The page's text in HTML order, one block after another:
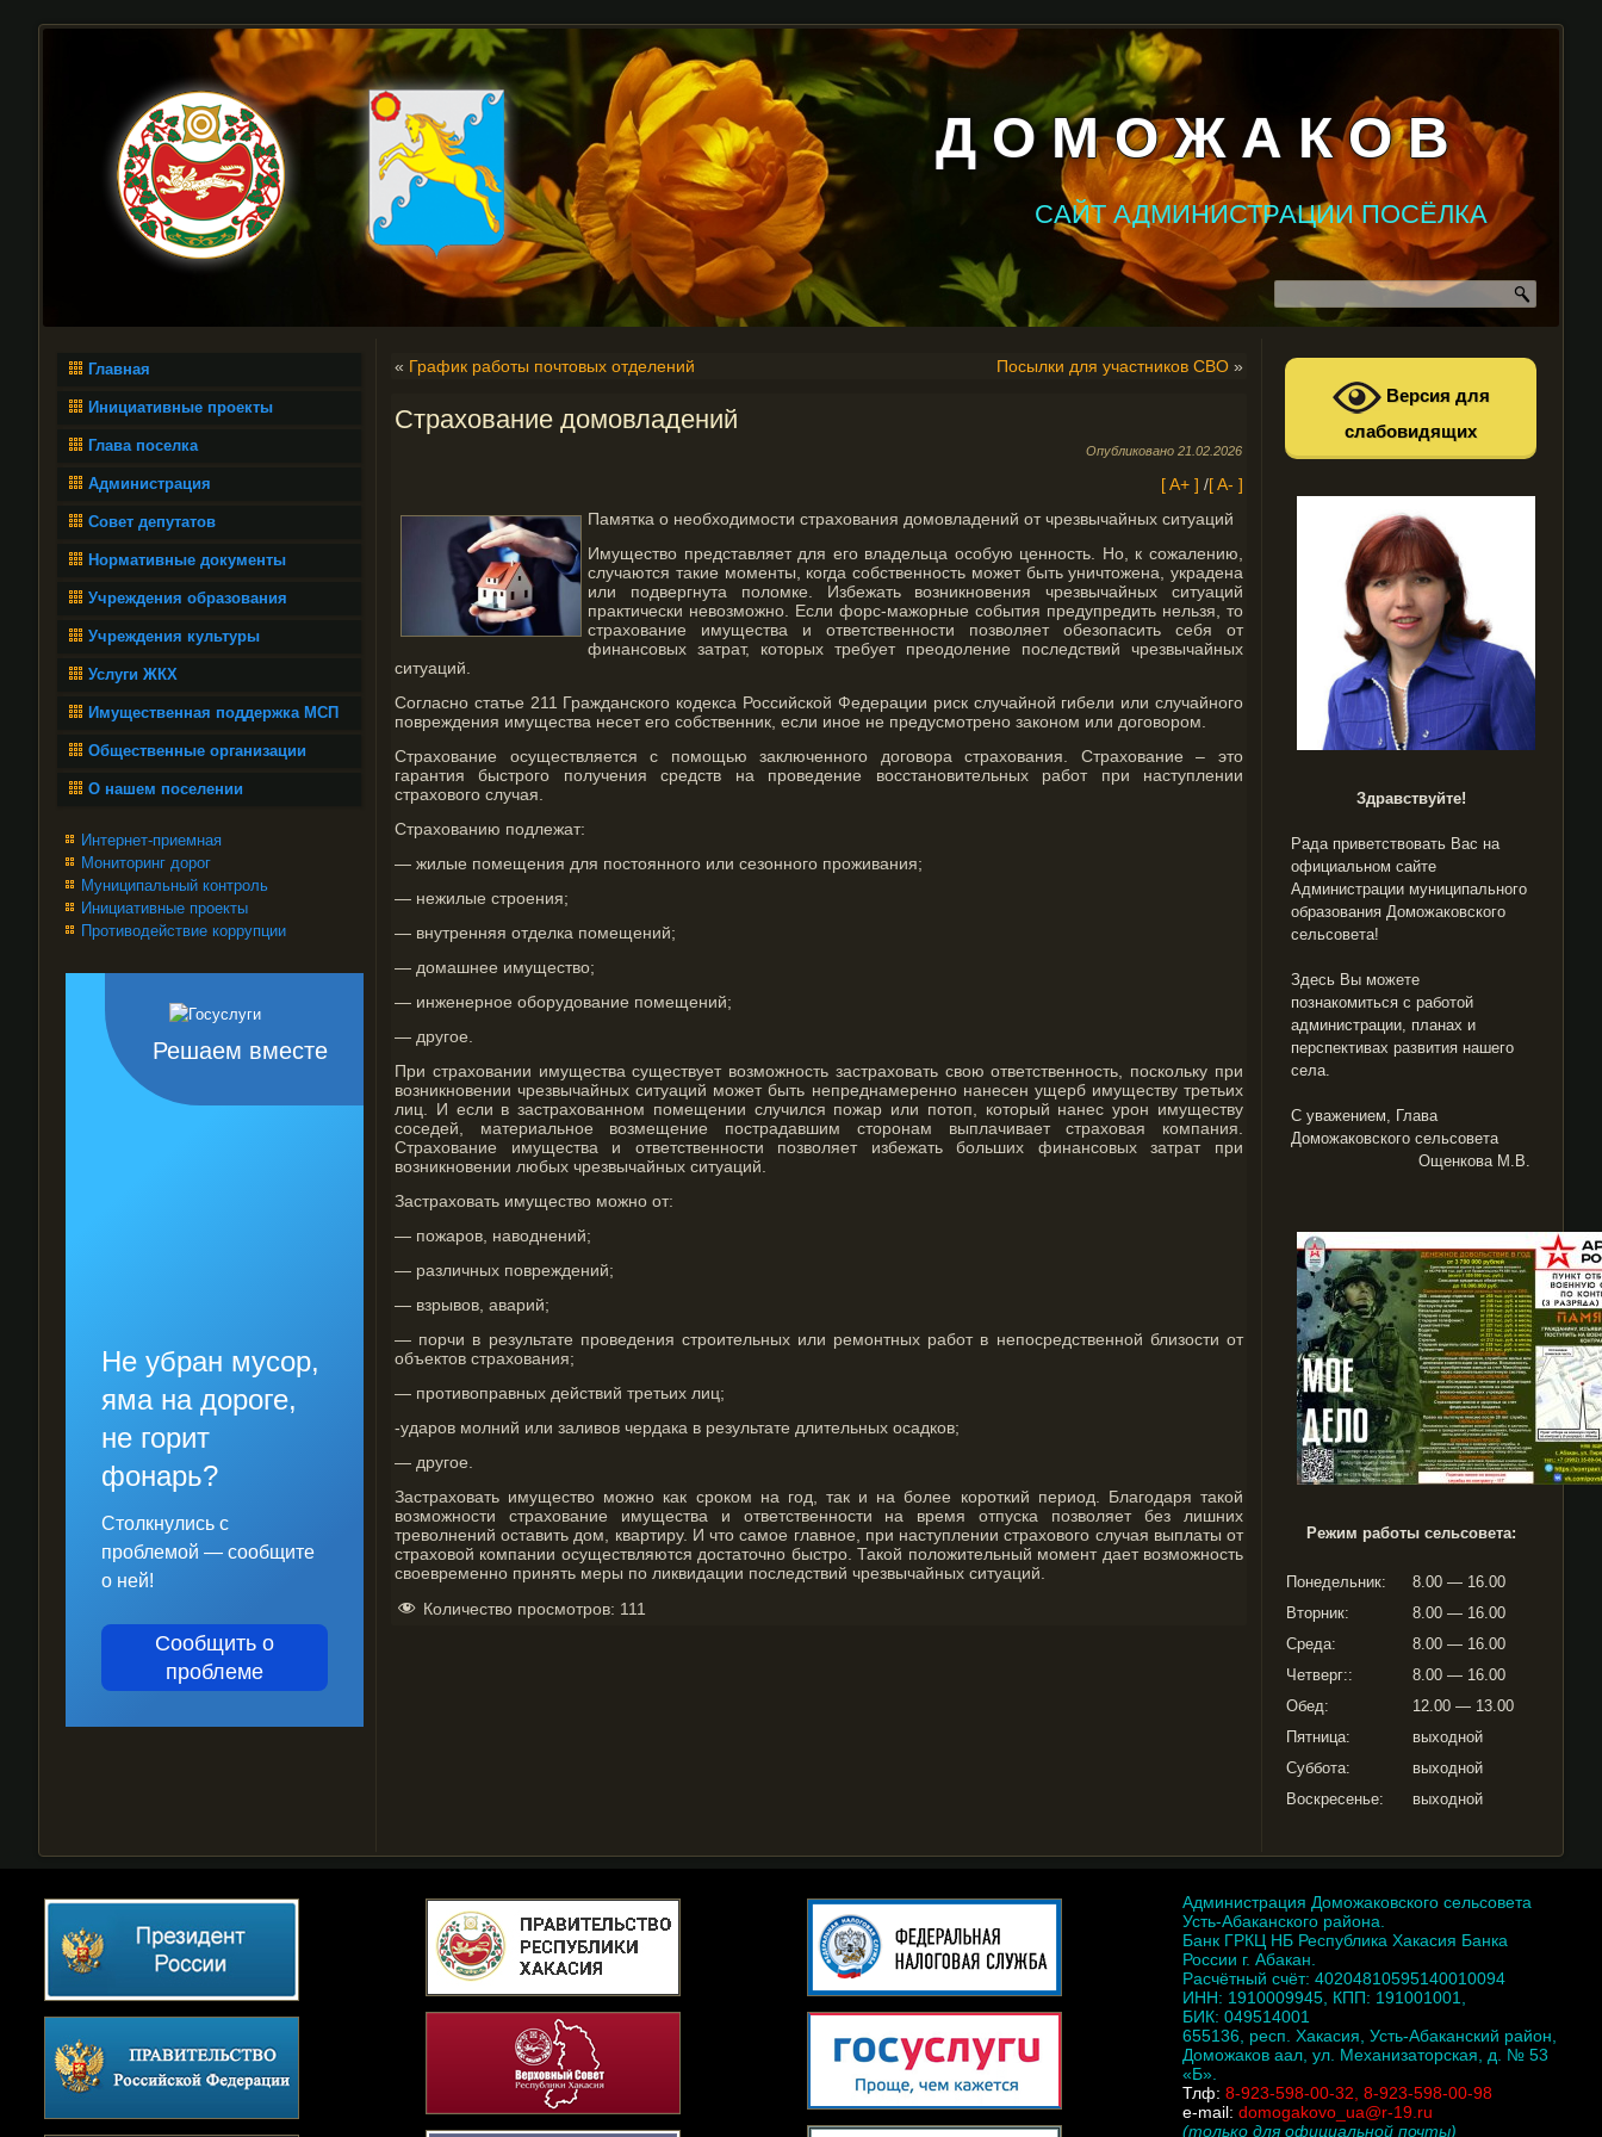
Д О М О Ж А К О В
САЙТ АДМИНИСТРАЦИИ ПОСЁЛКА
Главная
Инициативные проекты
Глава поселка
Администрация
Совет депутатов
Нормативные документы
Учреждения образования
Учреждения культуры
Услуги ЖКХ
Имущественная поддержка МСП
Общественные организации
О нашем поселении
Интернет-приемная
Мониторинг дорог
Муниципальный контроль
Инициативные проекты
Противодействие коррупции
Решаем вместе
Не убран мусор,
яма на дороге,
не горит
фонарь?
Столкнулись с
проблемой — сообщите
о ней!
Сообщить о
проблеме
« График работы почтовых отделений Посылки для участников СВО »
Страхование домовладений
Опубликовано 21.02.2026
[ A+ ] /[ A- ]
Памятка о необходимости страхования домовладений от чрезвычайных ситуаций
Имущество представляет для его владельца особую ценность. Но, к сожалению,
случаются такие моменты, когда собственность может быть уничтожена, украдена
или подвергнута поломке. Избежать возникновения чрезвычайных ситуаций
практически невозможно. Если форс-мажорные события предупредить нельзя, то
страхование имущества и ответственности позволяет обезопасить себя от
финансовых затрат, которых требует преодоление последствий чрезвычайных
ситуаций.
Согласно статье 211 Гражданского кодекса Российской Федерации риск случайной гибели или случайного
повреждения имущества несет его собственник, если иное не предусмотрено законом или договором.
Страхование осуществляется с помощью заключенного договора страхования. Страхование – это
гарантия быстрого получения средств на проведение восстановительных работ при наступлении
страхового случая.
Страхованию подлежат:
— жилые помещения для постоянного или сезонного проживания;
— нежилые строения;
— внутренняя отделка помещений;
— домашнее имущество;
— инженерное оборудование помещений;
— другое.
При страховании имущества существует возможность застраховать свою ответственность, поскольку при
возникновении чрезвычайных ситуаций может быть непреднамеренно нанесен ущерб имуществу третьих
лиц. И если в застрахованном помещении случился пожар или потоп, который нанес урон имуществу
соседей, материальное возмещение пострадавшим сторонам выплачивает страховая компания.
Страхование имущества и ответственности позволяет избежать больших финансовых затрат при
возникновении любых чрезвычайных ситуаций.
Застраховать имущество можно от:
— пожаров, наводнений;
— различных повреждений;
— взрывов, аварий;
— порчи в результате проведения строительных или ремонтных работ в непосредственной близости от
объектов страхования;
— противоправных действий третьих лиц;
-ударов молний или заливов чердака в результате длительных осадков;
— другое.
Застраховать имущество можно как сроком на год, так и на более короткий период. Благодаря такой
возможности страхование имущества и ответственности на время отпуска позволяет без лишних
треволнений оставить дом, квартиру. И что самое главное, при наступлении страхового случая выплаты от
страховой компании осуществляются достаточно быстро. Такой положительный момент дает возможность
своевременно принять меры по ликвидации последствий чрезвычайных ситуаций.
Количество просмотров: 111
Версия для
слабовидящих
Здравствуйте!
Рада приветствовать Вас на
официальном сайте
Администрации муниципального
образования Доможаковского
сельсовета!
Здесь Вы можете
познакомиться с работой
администрации, планах и
перспективах развития нашего
села.
С уважением, Глава
Доможаковского сельсовета
Ощенкова М.В.
Режим работы сельсовета:
Понедельник:
8.00 — 16.00
Вторник:
8.00 — 16.00
Среда:
8.00 — 16.00
Четверг::
8.00 — 16.00
Обед:
12.00 — 13.00
Пятница:
выходной
Суббота:
выходной
Воскресенье:
выходной
Администрация Доможаковского сельсовета
Усть-Абаканского района.
Банк ГРКЦ НБ Республика Хакасия Банка
России г. Абакан.
Расчётный счёт: 40204810595140010094
ИНН: 1910009945, КПП: 191001001,
БИК: 049514001
655136, респ. Хакасия, Усть-Абаканский район,
Доможаков аал, ул. Механизаторская, д. № 53
«Б».
Тлф: 8-923-598-00-32, 8-923-598-00-98
e-mail: domogakovo_ua@r-19.ru
(только для официальной почты)